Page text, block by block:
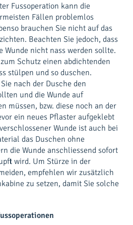
Fussoperation kann die
Fällen problemlos
brauchen Sie nicht auf das
Beachten Sie jedoch, dass
nicht nass werden sollte.
Schutz einen abdichtenden
stülpen und so duschen.
nach der Dusche den
und die Wunde auf
müssen, bzw. diese noch an der
ein neues Pflaster aufgeklebt
Wunde ist auch bei
das Duschen ohne
die Wunde anschliessend sofort
wird. Um Stürze in der
empfehlen wir zusätzlich
zu setzen, damit Sie solche